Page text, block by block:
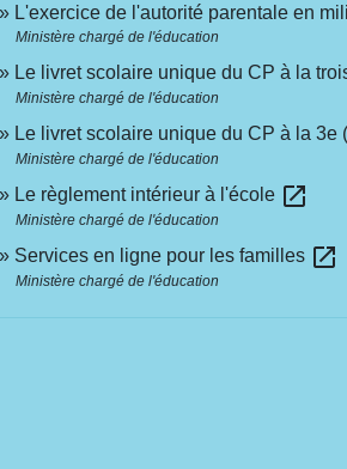
L'exercice de l'autorité parentale en
Ministère chargé de l'éducation
Le livret scolaire unique du CP à la
Ministère chargé de l'éducation
Le livret scolaire unique du CP à la 3e
Ministère chargé de l'éducation
Le règlement intérieur à l'école open_in_new
Ministère chargé de l'éducation
Services en ligne pour les familles open_in_new
Ministère chargé de l'éducation